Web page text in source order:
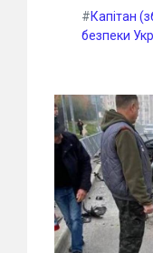
#Капітан
безпеки